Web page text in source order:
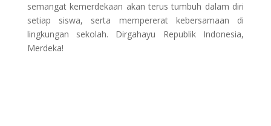
semangat kemerdekaan akan terus tumbuh dalam diri
setiap siswa, serta mempererat kebersamaan di
lingkungan sekolah. Dirgahayu Republik Indonesia,
Merdeka!